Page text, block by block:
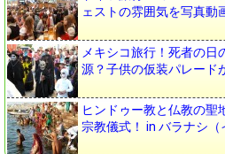
ェストの雰囲気を写真動
メキシコ旅行！死者の日
源？子供の仮装パレード
ヒンドゥー教と仏教の聖
宗教儀式！ in バラナシ（